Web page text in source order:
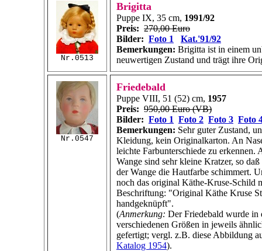
Nr.0513
Brigitta
Puppe IX, 35 cm, 1991/92
Preis: 270,00 Euro
Bilder: Foto 1
Kat.'91/92
Bemerkungen: Brigitta ist in einem
neuwertigen Zustand und trägt ihre
Nr.0547
Friedebald
Puppe VIII, 51 (52) cm, 1957
Preis: 950,00 Euro (VB)
Bilder: Foto 1 Foto 2 Foto 3 Foto
Bemerkungen: Sehr guter Zustand,
Kleidung, kein Originalkarton. An
leichte Farbunterschiede zu erkennen.
Wange sind sehr kleine Kratzer, so
der Wange die Hautfarbe schimmert.
noch das original Käthe-Kruse-Schild
Beschriftung: "Original Käthe Kruse
handgeknüpft".
(Anmerkung: Der Friedebald wurde in
verschiedenen Größen in jeweils
gefertigt; vergl. z.B. diese Abbildung
Katalog 1954).